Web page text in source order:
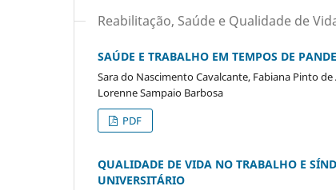
Reabilitação, Saúde e Qualidade de
SAÚDE E TRABALHO EM TEMPOS DE
Sara do Nascimento Cavalcante, Fabiana Pinto
Lorenne Sampaio Barbosa
PDF
QUALIDADE DE VIDA NO TRABALHO E
UNIVERSITÁRIO